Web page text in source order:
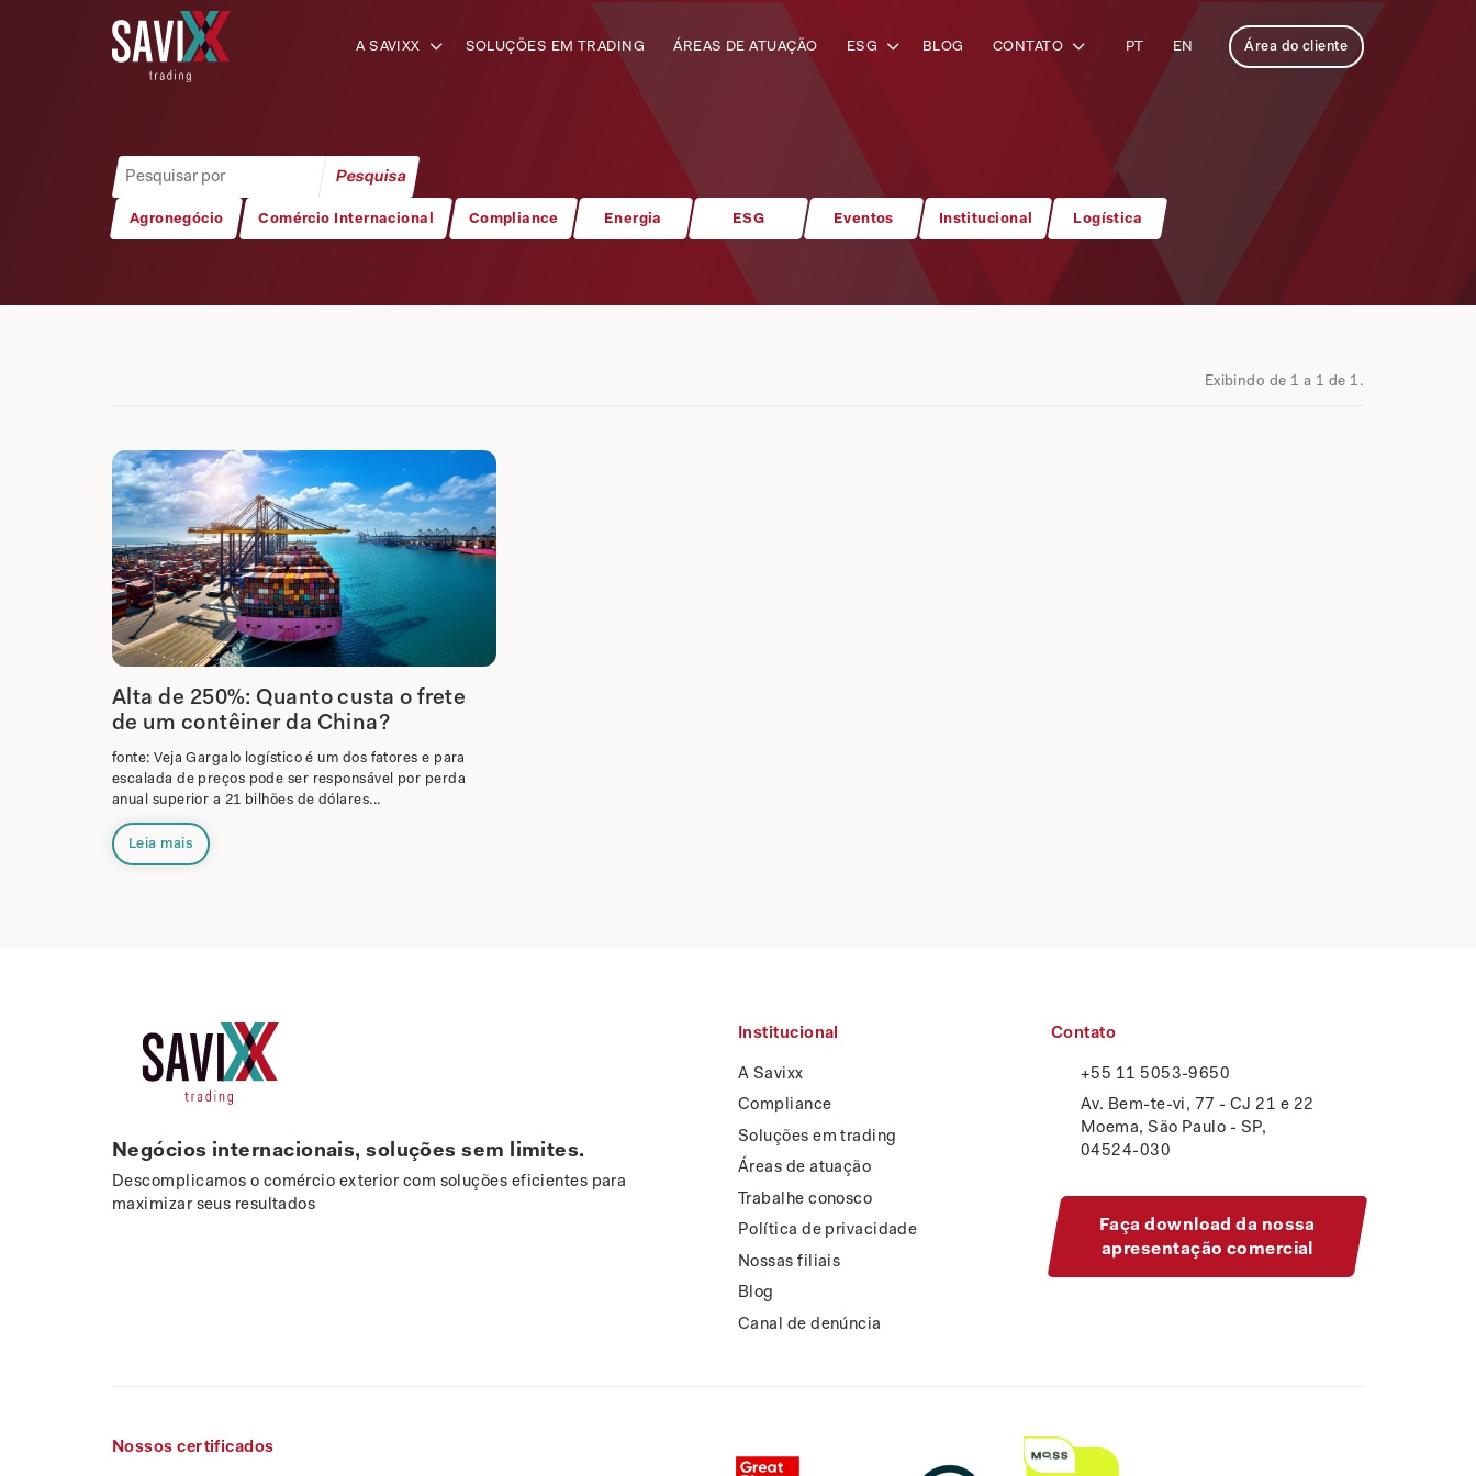
A SAVIXX SOLUÇÕES EM TRADING ÁREAS DE ATUAÇÃO ESG BLOG CONTATO PT EN Área do cliente
Agronegócio Comércio Internacional Compliance Energia ESG Eventos Institucional Logística
Exibindo de 1 a 1 de 1.
Alta de 250%: Quanto custa o frete
de um contêiner da China?
fonte: Veja Gargalo logístico é um dos fatores e para
escalada de preços pode ser responsável por perda
anual superior a 21 bilhões de dólares...
Leia mais
Negócios internacionais, soluções sem limites.
Descomplicamos o comércio exterior com soluções eficientes para
maximizar seus resultados
Institucional
A Savixx
Compliance
Soluções em trading
Áreas de atuação
Trabalhe conosco
Política de privacidade
Nossas filiais
Blog
Canal de denúncia
Contato
+55 11 5053-9650
Av. Bem-te-vi, 77 - CJ 21 e 22
Moema, São Paulo - SP,
04524-030
Faça download da nossa
apresentação comercial
Nossos certificados